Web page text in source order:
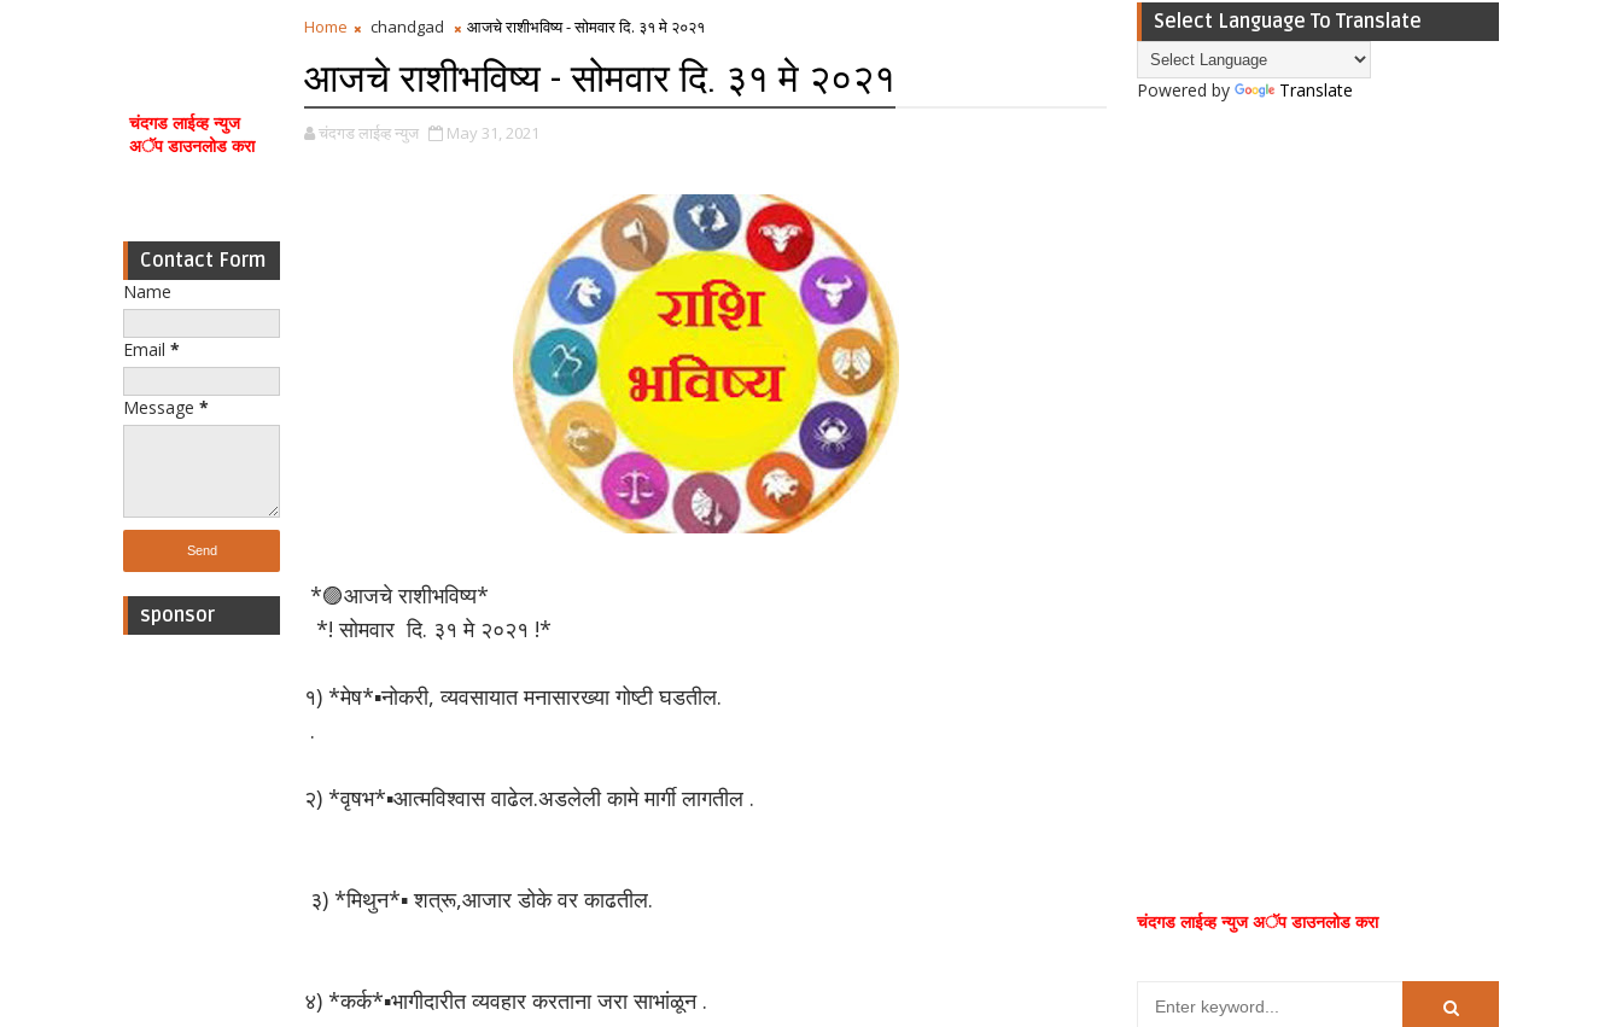
चंदगड लाईव्ह न्युज
अॅप डाउनलोड करा
Contact Form
Name
Email *
Message *
sponsor
Home chandgad आजचे राशीभविष्य - सोमवार दि. ३१ मे २०२१
आजचे राशीभविष्य - सोमवार दि. ३१ मे २०२१
चंदगड लाईव्ह न्युज May 31, 2021
*🟣आजचे राशीभविष्य*
*! सोमवार दि. ३१ मे २०२१ !*
१) *मेष*▪️नोकरी, व्यवसायात मनासारख्या गोष्टी घडतील.
.
२) *वृषभ*▪️आत्मविश्वास वाढेल.अडलेली कामे मार्गी लागतील .
३) *मिथुन*▪️ शत्रू,आजार डोके वर काढतील.
४) *कर्क*▪️भागीदारीत व्यवहार करताना जरा साभांळून .
Select Language To Translate
Powered by Translate
चंदगड लाईव्ह न्युज अॅप डाउनलोड करा